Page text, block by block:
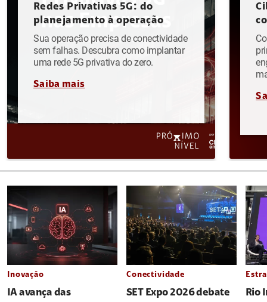
Redes Privativas 5G: do
planejamento à operação
Sua operação precisa de conectividade
sem falhas. Descubra como implantar
uma rede 5G privativa do zero.
Saiba mais
Inovação
IA avança das
Conectividade
SET Expo 2026 debate
Rio